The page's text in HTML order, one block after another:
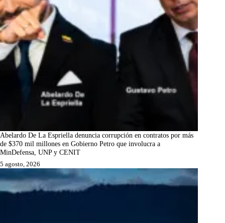
Abelardo De La Espriella denuncia corrupción en contratos por más
de $370 mil millones en Gobierno Petro que involucra a
MinDefensa, UNP y CENIT
5 agosto, 2026